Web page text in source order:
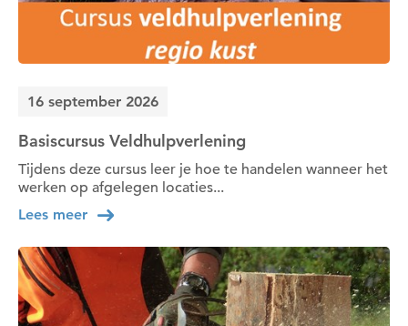
16 september 2026
Basiscursus Veldhulpverlening
Tijdens deze cursus leer je hoe te handelen wanneer het
werken op afgelegen locaties...
Lees meer